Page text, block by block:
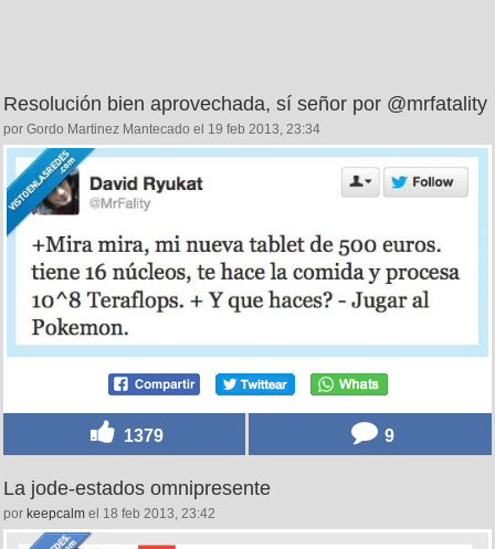
Resolución bien aprovechada, sí señor por @mrfatality
por Gordo Martinez Mantecado el 19 feb 2013, 23:34
1379 9
La jode-estados omnipresente
por keepcalm el 18 feb 2013, 23:42